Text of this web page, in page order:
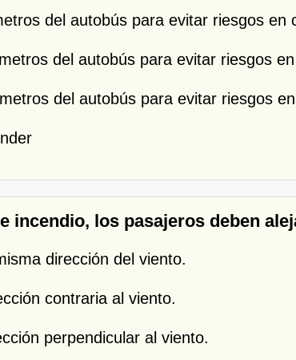
del autobús para evitar riesgos en
del autobús para evitar riesgos
del autobús para evitar riesgos
incendio, los pasajeros deben
dirección del viento.
contraria al viento.
perpendicular al viento.